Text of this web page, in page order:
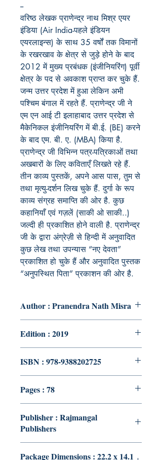
--
वरिष्ठ लेखक प्राणेन्द्र नाथ मिश्र एयर
इंडिया (Air India-पहले इंडियन
एयरलाइन्स) के साथ 35 वर्षों तक विमानों
के रखरखाव के क्षेत्र से जुड़े होने के बाद
2012 में मुख्य प्रबंधक (इंजीनियरिंग) पूर्वी
क्षेत्र के पद से अवकाश प्राप्त कर चुके हैं.
जन्म उत्तर प्रदेश में हुआ लेकिन अभी
पश्चिम बंगाल में रहते हैं. प्राणेन्द्र जी ने
एम एन आई टी इलाहाबाद उत्तर प्रदेश से
मैकेनिकल इंजीनियरिंग में बी.ई. (BE) करने
के बाद एम. बी. ए. (MBA) किया है.
प्राणेन्द्र जी विभिन्न पत्र-पत्रिकाओं तथा
अखबारों के लिए कविताएँ लिखते रहे हैं.
तीन काव्य पुस्तकें, अपने आस पास,तुम से
तथा मृत्यु-दर्शन लिख चुके हैं. दुर्गा के रूप
काव्य संग्रह समाप्ति की ओर है. कुछ
कहानियाँ एवं गज़लें (साकी ओ साकी..)
जल्दी ही प्रकाशित होने वाली है. प्राणेन्द्र
जी के द्वारा अंग्रेज़ी से हिन्दी में अनुवादित
कुछ लेख तथा उपन्यास “नए देवता”
प्रकाशित हो चुके हैं और अनुवादित पुस्तक
“अनुपस्थित पिता”प्रकाशन की ओर है.
Author : Pranendra Nath Misra
Edition : 2019
ISBN : 978-9388202725
Pages : 78
Publisher : Rajmangal
Publishers
Package Dimensions : 22.2 x 14.1